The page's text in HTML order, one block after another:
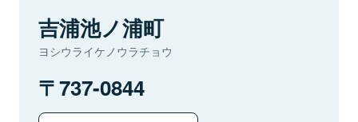
吉浦池ノ浦町
ヨシウライケノウラチョウ
737-0844